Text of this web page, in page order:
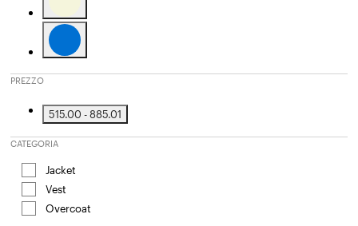
Affinamento in base a Colore: Beige
PREZZO
515.00 - 885.01
Affinamento in base a Prezzo: 515.00 - 885.01
CATEGORIA
Jacket
Vest
Overcoat